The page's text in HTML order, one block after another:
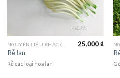
Rễ lan
25,000₫
Rễ các loại hoa lan